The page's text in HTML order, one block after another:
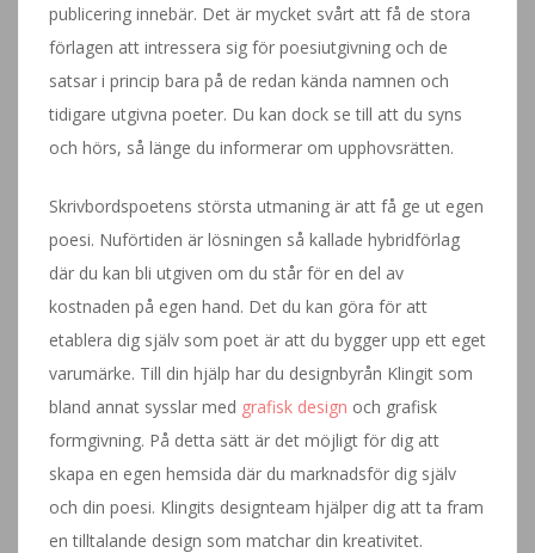
publicering innebär. Det är mycket svårt att få de stora
förlagen att intressera sig för poesiutgivning och de
satsar i princip bara på de redan kända namnen och
tidigare utgivna poeter. Du kan dock se till att du syns
och hörs, så länge du informerar om upphovsrätten.
Skrivbordspoetens största utmaning är att få ge ut egen
poesi. Nuförtiden är lösningen så kallade hybridförlag
där du kan bli utgiven om du står för en del av
kostnaden på egen hand. Det du kan göra för att
etablera dig själv som poet är att du bygger upp ett eget
varumärke. Till din hjälp har du designbyrån Klingit som
bland annat sysslar med grafisk design och grafisk
formgivning. På detta sätt är det möjligt för dig att
skapa en egen hemsida där du marknadsför dig själv
och din poesi. Klingits designteam hjälper dig att ta fram
en tilltalande design som matchar din kreativitet.